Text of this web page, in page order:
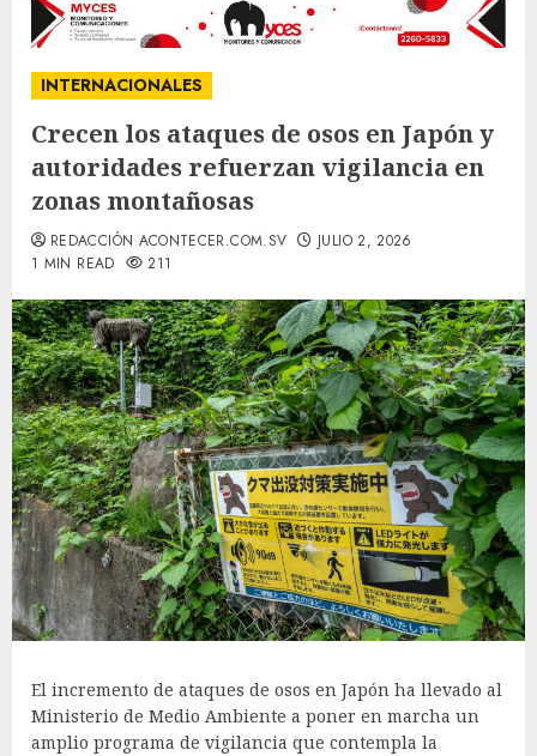
INTERNACIONALES
Crecen los ataques de osos en Japón y
autoridades refuerzan vigilancia en
zonas montañosas
REDACCIÓN ACONTECER.COM.SV
JULIO 2, 2026
1 MIN READ
211
El incremento de ataques de osos en Japón ha llevado al
Ministerio de Medio Ambiente a poner en marcha un
amplio programa de vigilancia que contempla la